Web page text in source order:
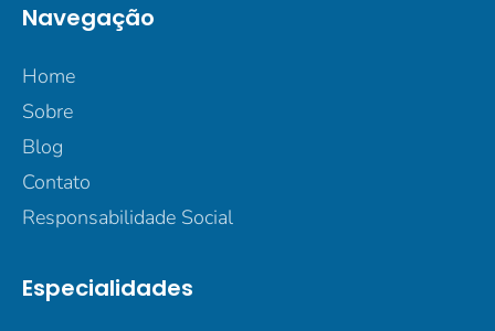
Navegação
Home
Sobre
Blog
Contato
Responsabilidade Social
Especialidades